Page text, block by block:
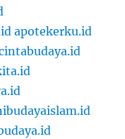
apotekerku.id